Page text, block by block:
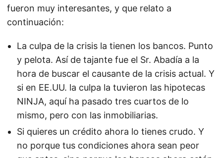
fueron muy interesantes, y que relato a
continuación:
La culpa de la crisis la tienen los bancos. Punto
y pelota. Así de tajante fue el Sr. Abadía a la
hora de buscar el causante de la crisis actual. Y
si en EE.UU. la culpa la tuvieron las hipotecas
NINJA, aquí ha pasado tres cuartos de lo
mismo, pero con las inmobiliarias.
Si quieres un crédito ahora lo tienes crudo. Y
no porque tus condiciones ahora sean peor